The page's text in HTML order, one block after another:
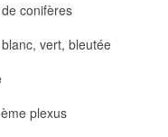
conifères
vert, bleutée
plexus